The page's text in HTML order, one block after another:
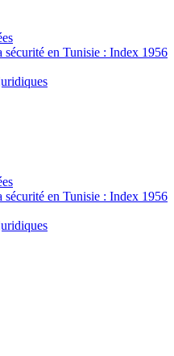
sécurité en Tunisie : Index 1956
sécurité en Tunisie : Index 1956